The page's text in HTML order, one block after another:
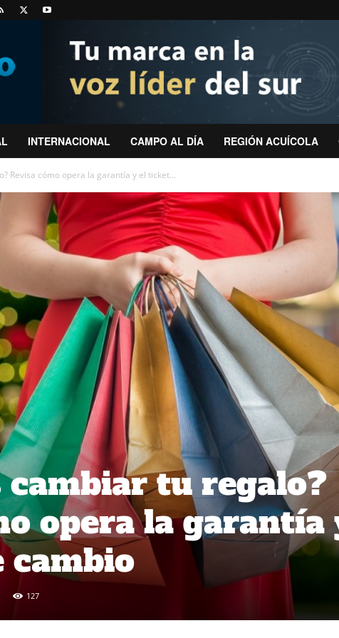
INTERNACIONAL CAMPO AL DÍA REGIÓN ACUÍCOLA
Revisa cómo opera la garantía y el ticket...
cambiar tu regalo?
opera la garantía
cambio
127